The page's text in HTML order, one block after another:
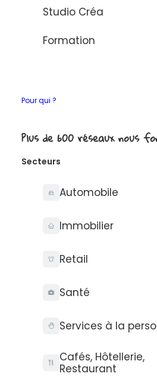
Studio Créa
Formation
Pour qui ?
Plus de 600 réseaux nous
Secteurs
Automobile
Immobilier
Retail
Santé
Services à la
Cafés, Hôtellerie,
Restaurant
partagez-les à tout votre
Gain de